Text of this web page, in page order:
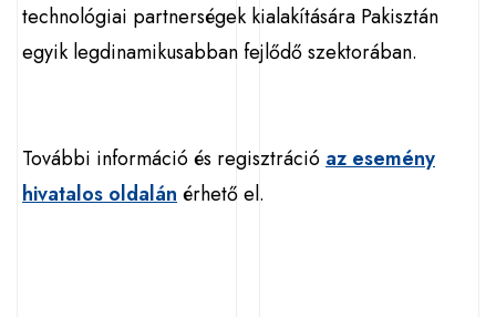
technológiai partnerségek kialakítására Pakisztán
egyik legdinamikusabban fejlődő szektorában.
További információ és regisztráció az esemény
hivatalos oldalán érhető el.